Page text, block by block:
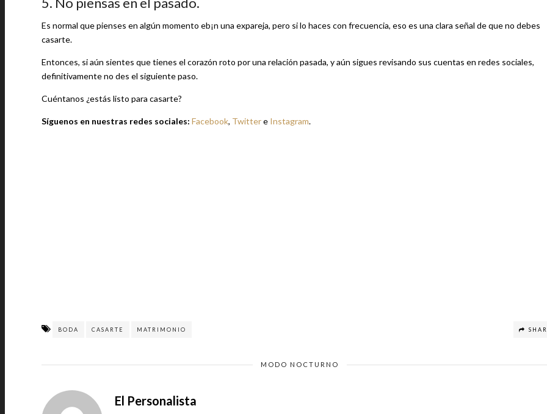
Es normal que pienses en algún momento eb¡n una expareja, pero si lo haces con frecuencia, eso es una clara señal de que no debes
casarte.
Entonces, si aún sientes que tienes el corazón roto por una relación pasada, y aún sigues revisando sus cuentas en redes sociales,
definitivamente no des el siguiente paso.
Cuéntanos ¿estás listo para casarte?
Síguenos en nuestras redes sociales: Facebook, Twittere Instagram.
BODA CASARTE MATRIMONIO
MODO NOCTURNO
El Personalista